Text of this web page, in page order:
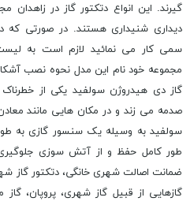
گیرند. این انواع دتکتور گاز در
دیداری شنیداری هستند. در صورتی که
سمی کار می نمائید لازم است به لیست
مجموعه خود نام این مدل نحوه نصب
گاز دی هیدروژن سولفید یکی از
صدمه می زند و در مکان هایی مانند
سولفید به وسیله یک سنسور گازی به
طور کامل حفظ و از آتش سوزی جلوگیری
ضمانت اصالت شهری خانگی، دتکتور گاز
گازهایی از قبیل گاز شهری، پروپان، گاز